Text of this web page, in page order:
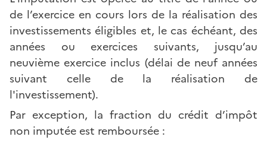
de l’exercice en cours lors de la réalisation des
investissements éligibles et, le cas échéant, des
années ou exercices suivants, jusqu’au
neuvième exercice inclus (délai de neuf années
suivant celle de la réalisation de
l'investissement).
Par exception, la fraction du crédit d’impôt
non imputée est remboursée :